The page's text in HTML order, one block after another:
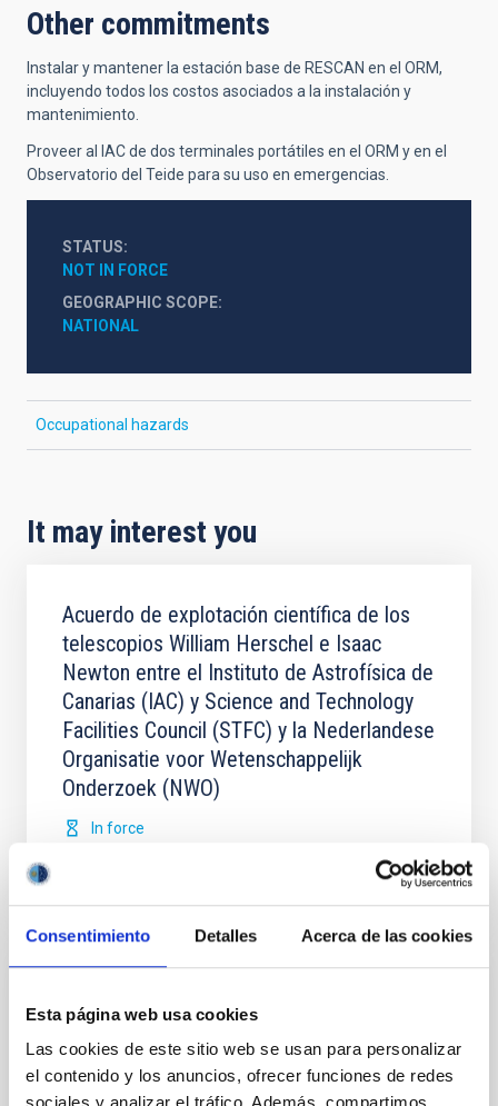
Consentimiento Detalles Acerca de las cookies
Esta página web usa cookies
Las cookies de este sitio web se usan para personalizar
el contenido y los anuncios, ofrecer funciones de redes
Other commitments
Instalar y mantener la estación base de RESCAN en el ORM,
incluyendo todos los costos asociados a la instalación y
mantenimiento.
Proveer al IAC de dos terminales portátiles en el ORM y en el
Observatorio del Teide para su uso en emergencias.
STATUS
NOT IN FORCE
GEOGRAPHIC SCOPE
NATIONAL
Occupational hazards
It may interest you
Acuerdo de explotación científica de los
telescopios William Herschel e Isaac
Newton entre el Instituto de Astrofísica de
Canarias (IAC) y Science and Technology
Facilities Council (STFC) y la Nederlandese
Organisatie voor Wetenschappelijk
Onderzoek (NWO)
In force
Acuerdo para la instalación del Telescopio
de Treinta Metros (TMT) en el
Observatorio del Roque de los Muchachos
entre el IAC y el TMT International